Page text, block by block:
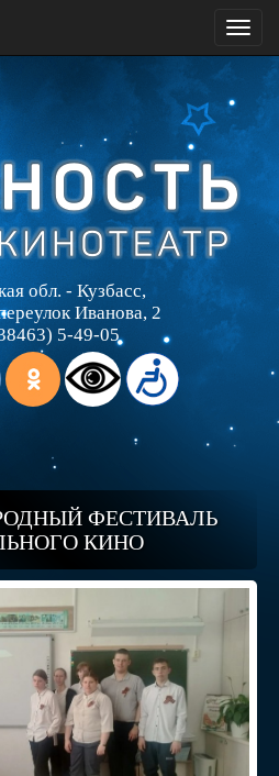
Toggle
обл. - Кузбасс,
Иванова, 2
5-49-05
ФЕСТИВАЛЬ
КИНО